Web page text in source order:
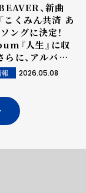
、新曲
「こくみん共済 あ
ングに決定！
『人生』に収
解禁！
報 2026.05.08